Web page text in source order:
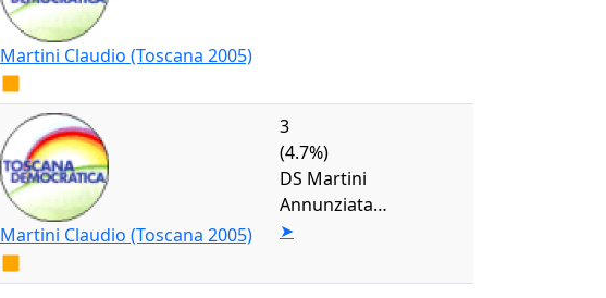
Martini Claudio (Toscana 2005)
Martini Claudio (Toscana 2005)
3
(4.7%)
DS Martini
Annunziata…
➤